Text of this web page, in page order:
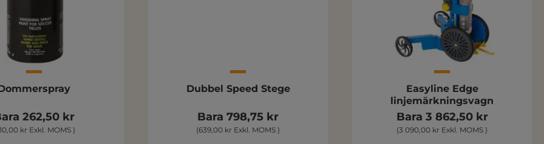
262,50 kr
kr Exkl. MOMS )
Dubbel Speed Stege
Bara 798,75 kr
(639,00 kr Exkl. MOMS )
Easyline Edge
linjemärkningsvagn
Bara 3 862,50 kr
(3 090,00 kr Exkl. MOMS )